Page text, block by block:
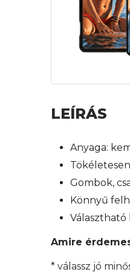
LEÍRÁS
Anyaga:
Gombok,
Könnyű
Amire
* válassz jó